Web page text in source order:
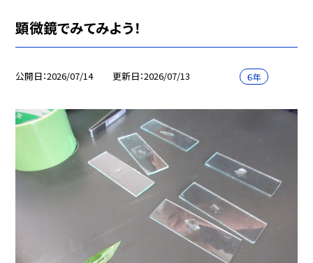
顕微鏡でみてみよう！
公開日 2026/07/14 更新日 2026/07/13 ６年